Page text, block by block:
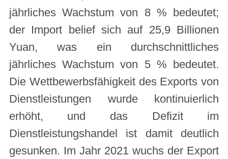
jährliches Wachstum von 8 % bedeutet;
der Import belief sich auf 25,9 Billionen
Yuan, was ein durchschnittliches
jährliches Wachstum von 5 % bedeutet.
Die Wettbewerbsfähigkeit des Exports von
Dienstleistungen wurde kontinuierlich
erhöht, und das Defizit im
Dienstleistungshandel ist damit deutlich
gesunken. Im Jahr 2021 wuchs der Export